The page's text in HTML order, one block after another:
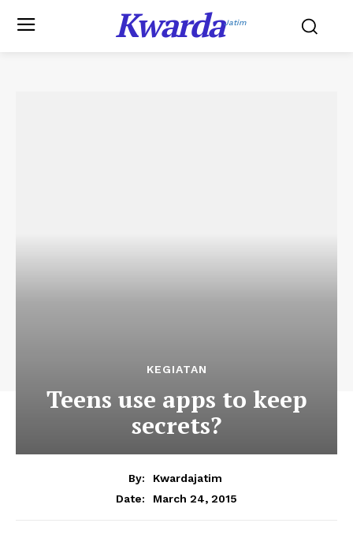
KwardaJatim
KEGIATAN
Teens use apps to keep
secrets?
By:
Kwardajatim
Date:
March 24, 2015